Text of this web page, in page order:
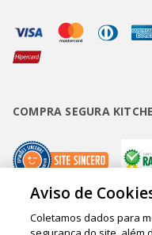
COMPRA SEGURA
Copyright • BUD Comércio de
Aviso de
Coletamos dados para